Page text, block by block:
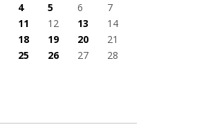
4 5 6
7
11 12 13
14
18 19 20
21
25 26 27
28